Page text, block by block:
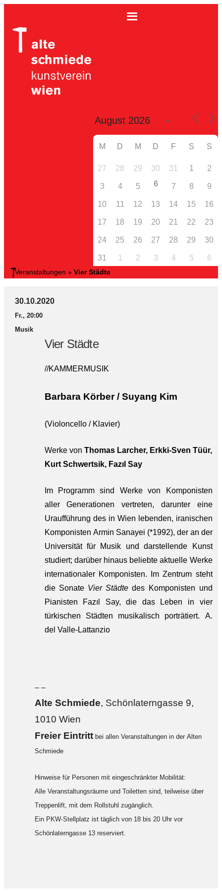
M D M D F S S
27 28 29 30 31 1 2
3 4 5 6 7 8 9
10 11 12 13 14 15 16
17 18 19 20 21 22 23
24 25 26 27 28 29 30
31 1 2 3 4 5 6
Veranstaltungen » Vier Städte
30.10.2020
Fr., 20:00
Musik
Vier Städte
//KAMMERMUSIK
Barbara Körber / Suyang Kim
(Violoncello / Klavier)
Werke von Thomas Larcher, Erkki-Sven Tüür,
Kurt Schwertsik, Fazıl Say
Im Programm sind Werke von Komponisten
aller Generationen vertreten, darunter eine
Uraufführung des in Wien lebenden, iranischen
Komponisten Armin Sanayei (*1992), der an der
Universität für Musik und darstellende Kunst
studiert; darüber hinaus beliebte aktuelle Werke
internationaler Komponisten. Im Zentrum steht
die Sonate Vier Städtedes Komponisten und
Pianisten Fazıl Say, die das Leben in vier
türkischen Städten musikalisch porträtiert. A.
del Valle-Lattanzio
– –
Alte Schmiede, Schönlaterngasse 9,
1010 Wien
Freier Eintritt bei allen Veranstaltungen in der Alten
Schmiede
Hinweise für Personen mit eingeschränkter Mobilität:
Alle Veranstaltungsräume und Toiletten sind, teilweise über
Treppenlift, mit dem Rollstuhl zugänglich.
Ein PKW-Stellplatz ist täglich von 18 bis 20 Uhr vor
Schönlaterngasse 13 reserviert.